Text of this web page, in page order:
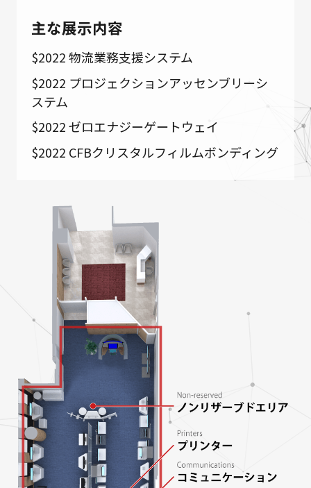
主な展示内容
$2022 物流業務支援システム
$2022 プロジェクションアッセンブリーシ
ステム
$2022 ゼロエナジーゲートウェイ
$2022 CFBクリスタルフィルムボンディング